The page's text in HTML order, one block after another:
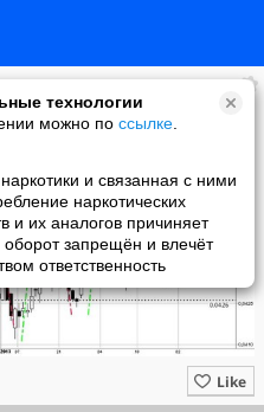
технологии
можно по ссылке
и связанная с ними
наркотических
и их аналогов причиняет
запрещён и влечёт
ответственность
Like